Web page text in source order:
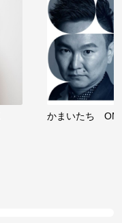
かまいたち